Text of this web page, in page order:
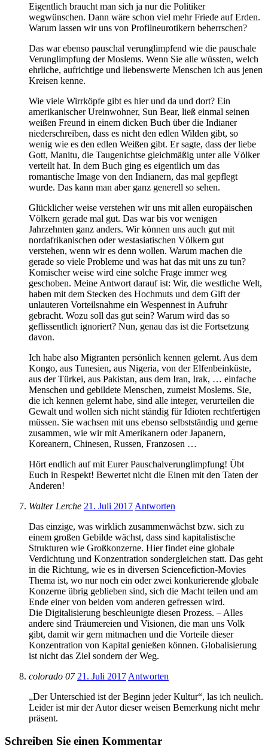
Eigentlich braucht man sich ja nur die Politiker
wegwünschen. Dann wäre schon viel mehr Friede auf Erden.
Warum lassen wir uns von Profilneurotikern beherrschen?
Das war ebenso pauschal verunglimpfend wie die pauschale
Verunglimpfung der Moslems. Wenn Sie alle wüssten, welch
ehrliche, aufrichtige und liebenswerte Menschen ich aus jenen
Kreisen kenne.
Wie viele Wirrköpfe gibt es hier und da und dort? Ein
amerikanischer Ureinwohner, Sun Bear, ließ einmal seinen
weißen Freund in einem dicken Buch über die Indianer
niederschreiben, dass es nicht den edlen Wilden gibt, so
wenig wie es den edlen Weißen gibt. Er sagte, dass der liebe
Gott, Manitu, die Taugenichtse gleichmäßig unter alle Völker
verteilt hat. In dem Buch ging es eigentlich um das
romantische Image von den Indianern, das mal gepflegt
wurde. Das kann man aber ganz generell so sehen.
Glücklicher weise verstehen wir uns mit allen europäischen
Völkern gerade mal gut. Das war bis vor wenigen
Jahrzehnten ganz anders. Wir können uns auch gut mit
nordafrikanischen oder westasiatischen Völkern gut
verstehen, wenn wir es denn wollen. Warum machen die
gerade so viele Probleme und was hat das mit uns zu tun?
Komischer weise wird eine solche Frage immer weg
geschoben. Meine Antwort darauf ist: Wir, die westliche Welt,
haben mit dem Stecken des Hochmuts und dem Gift der
unlauteren Vorteilsnahme ein Wespennest in Aufruhr
gebracht. Wozu soll das gut sein? Warum wird das so
geflissentlich ignoriert? Nun, genau das ist die Fortsetzung
davon.
Ich habe also Migranten persönlich kennen gelernt. Aus dem
Kongo, aus Tunesien, aus Nigeria, von der Elfenbeinküste,
aus der Türkei, aus Pakistan, aus dem Iran, Irak, … einfache
Menschen und gebildete Menschen, zumeist Moslems. Sie,
die ich kennen gelernt habe, sind alle integer, verurteilen die
Gewalt und wollen sich nicht ständig für Idioten rechtfertigen
müssen. Sie wachsen mit uns ebenso selbstständig und gerne
zusammen, wie wir mit Amerikanern oder Japanern,
Koreanern, Chinesen, Russen, Franzosen …
Hört endlich auf mit Eurer Pauschalverunglimpfung! Übt
Euch in Respekt! Bewertet nicht die Einen mit den Taten der
Anderen!
Walter Lerche 21. Juli 2017 Antworten
Das einzige, was wirklich zusammenwächst bzw. sich zu
einem großen Gebilde wächst, dass sind kapitalistische
Strukturen wie Großkonzerne. Hier findet eine globale
Verdichtung und Konzentration sondergleichen statt. Das geht
in die Richtung, wie es in diversen Sciencefiction-Movies
Thema ist, wo nur noch ein oder zwei konkurierende globale
Konzerne übrig geblieben sind, sich die Macht teilen und am
Ende einer von beiden vom anderen gefressen wird.
Die Digitalisierung beschleunigte diesen Prozess. – Alles
andere sind Träumereien und Visionen, die man uns Volk
gibt, damit wir gern mitmachen und die Vorteile dieser
Konzentration von Kapital genießen können. Globalisierung
ist nicht das Ziel sondern der Weg.
colorado 07 21. Juli 2017 Antworten
„Der Unterschied ist der Beginn jeder Kultur“, las ich neulich.
Leider ist mir der Autor dieser weisen Bemerkung nicht mehr
präsent.
Schreiben Sie einen Kommentar